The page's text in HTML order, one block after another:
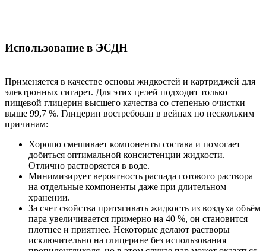
Использование в ЭСДН
Применяется в качестве основы жидкостей и картриджей для
электронных сигарет. Для этих целей подходит только
пищевой глицерин высшего качества со степенью очистки
выше 99,7 %. Глицерин востребован в вейпах по нескольким
причинам:
Хорошо смешивает компоненты состава и помогает
добиться оптимальной консистенции жидкости.
Отлично растворяется в воде.
Минимизирует вероятность распада готового раствора
на отдельные компоненты даже при длительном
хранении.
За счет свойства притягивать жидкость из воздуха объём
пара увеличивается примерно на 40 %, он становится
плотнее и приятнее. Некоторые делают растворы
исключительно на глицерине без использования